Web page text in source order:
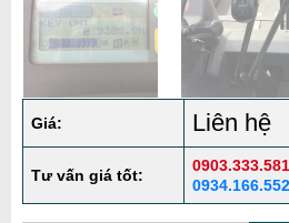
Giá: Liên hệ
Tư vấn giá tốt: